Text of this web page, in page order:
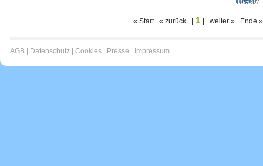
Tickets:
« Start « zurück | 1 | weiter » Ende »
AGB Datenschutz Cookies Presse Impressum